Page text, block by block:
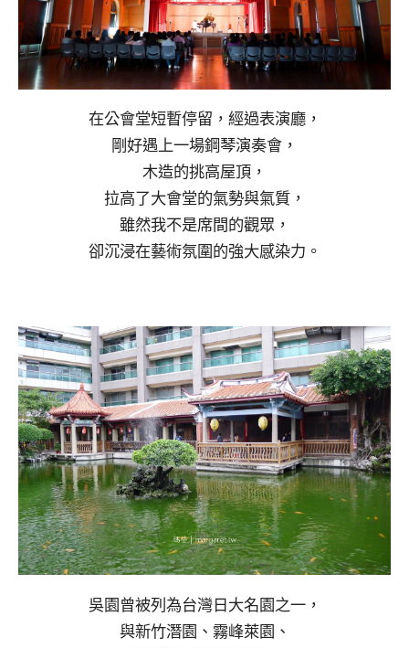
在公會堂短暫停留，經過表演廳，
剛好遇上一場鋼琴演奏會，
木造的挑高屋頂，
拉高了大會堂的氣勢與氣質，
雖然我不是席間的觀眾，
卻沉浸在藝術氛圍的強大感染力。
吳園曾被列為台灣日大名園之一，
與新竹潛園、霧峰萊園、